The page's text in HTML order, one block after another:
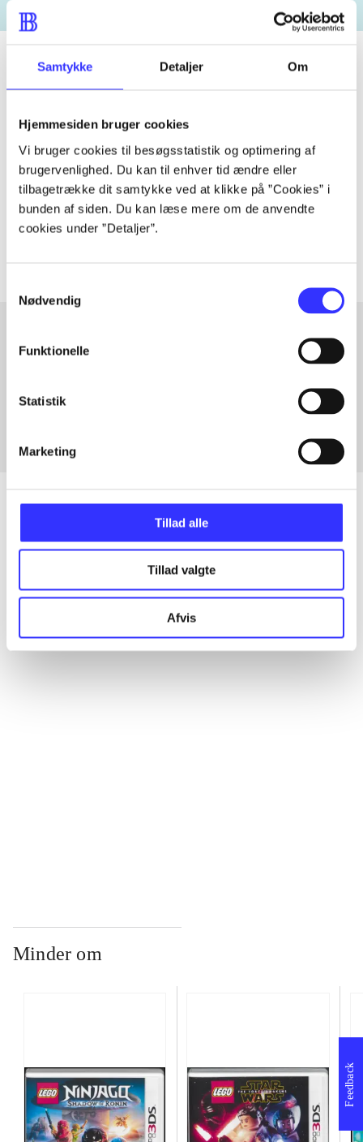
Samtykke Detaljer Om
Hjemmesiden bruger cookies
Vi bruger cookies til besøgsstatistik og optimering af
brugervenlighed. Du kan til enhver tid ændre eller
tilbagetrække dit samtykke ved at klikke på ”Cookies” i
bunden af siden. Du kan læse mere om de anvendte
cookies under ”Detaljer”.
Nødvendig
Funktionelle
Statistik
Marketing
Tillad alle
Tillad valgte
Afvis
Artiklen er en del af
lorem ipsum dolor sit amet ...
Artiklerne i handler ofte om
Artikler
Alle registrerede artikler fordelt på udgivelser
Minder om
Feedback